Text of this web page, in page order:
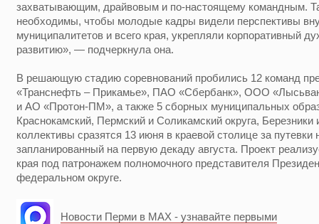
захватывающим, драйвовым и по-настоящему командным.
необходимы, чтобы молодые кадры видели перспективы
муниципалитетов и всего края, укрепляли корпоративный
развитию», — подчеркнула она.
В решающую стадию соревнований пробились 12 команд
«Транснефть – Прикамье», ПАО «Сбербанк», ООО
и АО «Протон-ПМ», а также 5 сборных муниципальных
Краснокамский, Пермский и Соликамский округа,
коллективы сразятся 13 июня в краевой столице за
запланированный на первую декаду августа. Проект
края под патронажем полномочного представителя
федеральном округе.
Новости Перми в MAX - узнавайте первыми